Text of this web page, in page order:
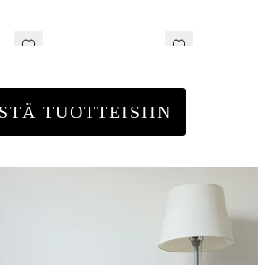
TUOTTEISIIN